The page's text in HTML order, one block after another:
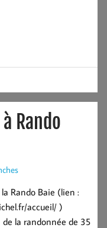
Rando
Rando Baie (lien :
accueil/ )
la randonnée de 35